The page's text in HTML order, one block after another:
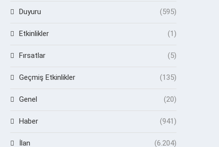
Duyuru (595)
Etkinlikler (1)
Fırsatlar (5)
Geçmiş Etkinlikler (135)
Genel (20)
Haber (941)
İlan (6.204)